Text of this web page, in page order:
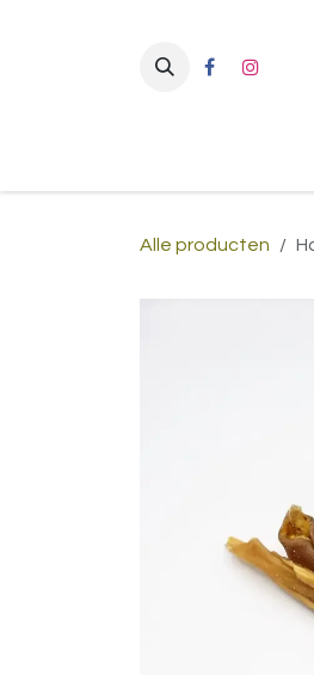
Alle producten